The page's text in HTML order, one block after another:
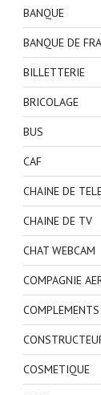
BANQUE
BANQUE DE
BILLETTERIE
BRICOLAGE
BUS
CAF
CHAINE DE
CHAINE DE TV
CHAT WEBCAM
COMPAGNIE
COSMETIQUE